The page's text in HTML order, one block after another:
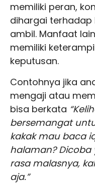
memiliki peran,
dihargai terhadap
ambil. Manfaat
memiliki
keputusan.
Contohnya jika
mengaji atau
bisa berkata
bersemangat
kakak mau baca
halaman? Dicoba
rasa malasnya,
aja.”